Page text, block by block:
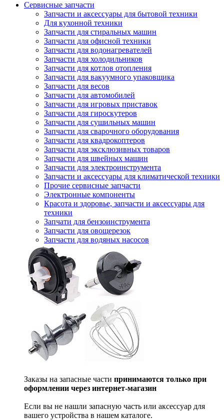
Сервисные запчасти
Запчасти и аксессуары для бытовой техники
Для кухонной техники
Запчасти для стиральных машин
Запчасти для офисной техники
Запчасти для водонагревателей
Запчасти для холодильников
Запчасти для котлов отопления
Запчасти для вакуумного упаковщика
Запчасти для весов
Запчасти для автомобилей
Запчасти для игровых приставок
Запчасти для гироскутеров
Запчасти для сушильных машин
Запчасти для сварочного оборудования
Запчасти для квадрокоптеров
Запчасти для эксклюзивных товаров
Запчасти для швейных машин
Запчасти для электроинструмента
Запчасти и аксессуары для климатической техники
Прочие сервисные запчасти
Электронные компоненты
Красота и здоровье, запчасти и аксессуары для
техники
Запчати для бензоинструмента
Запчасти для овощерезок
Запчасти для водяных насосов
Заказы на запасные части принимаются только при
оформлении через интернет-магазин
Если вы не нашли запасную часть или аксессуар для
вашего устройства в нашем каталоге.